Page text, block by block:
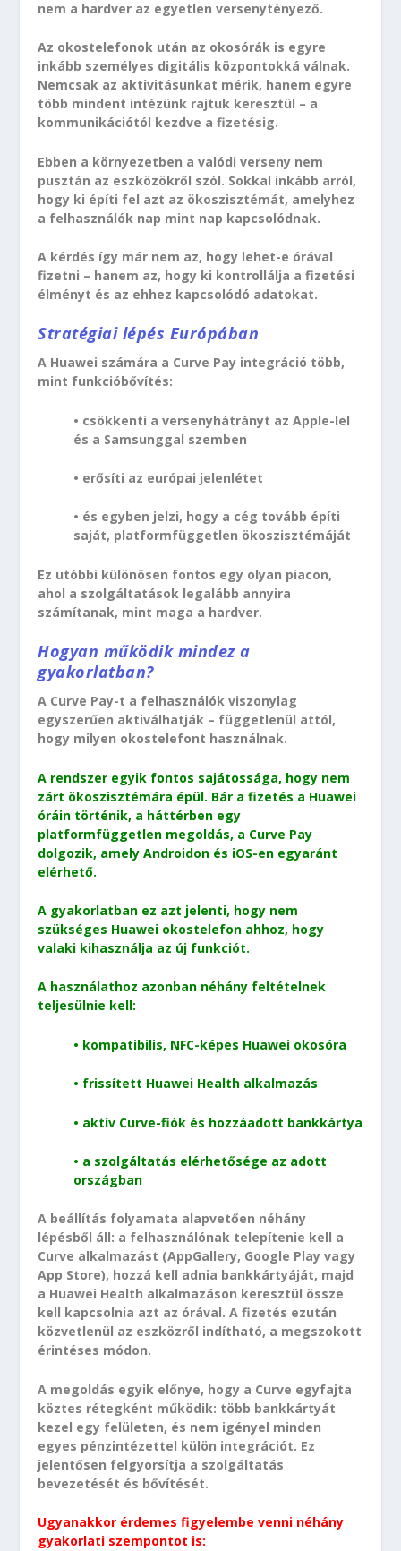
nem a hardver az egyetlen versenytényező.
Az okostelefonok után az okosórák is egyre
inkább személyes digitális központokká válnak.
Nemcsak az aktivitásunkat mérik, hanem egyre
több mindent intézünk rajtuk keresztül – a
kommunikációtól kezdve a fizetésig.
Ebben a környezetben a valódi verseny nem
pusztán az eszközökről szól. Sokkal inkább arról,
hogy ki építi fel azt az ökoszisztémát, amelyhez
a felhasználók nap mint nap kapcsolódnak.
A kérdés így már nem az, hogy lehet-e órával
fizetni – hanem az, hogy ki kontrollálja a fizetési
élményt és az ehhez kapcsolódó adatokat.
Stratégiai lépés Európában
A Huawei számára a Curve Pay integráció több,
mint funkcióbővítés:
• csökkenti a versenyhátrányt az Apple-lel
és a Samsunggal szemben
• erősíti az európai jelenlétet
• és egyben jelzi, hogy a cég tovább építi
saját, platformfüggetlen ökoszisztémáját
Ez utóbbi különösen fontos egy olyan piacon,
ahol a szolgáltatások legalább annyira
számítanak, mint maga a hardver.
Hogyan működik mindez a
gyakorlatban?
A Curve Pay-t a felhasználók viszonylag
egyszerűen aktiválhatják – függetlenül attól,
hogy milyen okostelefont használnak.
A rendszer egyik fontos sajátossága, hogy nem
zárt ökoszisztémára épül. Bár a fizetés a Huawei
óráin történik, a háttérben egy
platformfüggetlen megoldás, a Curve Pay
dolgozik, amely Androidon és iOS-en egyaránt
elérhető.
A gyakorlatban ez azt jelenti, hogy nem
szükséges Huawei okostelefon ahhoz, hogy
valaki kihasználja az új funkciót.
A használathoz azonban néhány feltételnek
teljesülnie kell:
• kompatibilis, NFC-képes Huawei okosóra
• frissített Huawei Health alkalmazás
• aktív Curve-fiók és hozzáadott bankkártya
• a szolgáltatás elérhetősége az adott
országban
A beállítás folyamata alapvetően néhány
lépésből áll: a felhasználónak telepítenie kell a
Curve alkalmazást (AppGallery, Google Play vagy
App Store), hozzá kell adnia bankkártyáját, majd
a Huawei Health alkalmazáson keresztül össze
kell kapcsolnia azt az órával. A fizetés ezután
közvetlenül az eszközről indítható, a megszokott
érintéses módon.
A megoldás egyik előnye, hogy a Curve egyfajta
köztes rétegként működik: több bankkártyát
kezel egy felületen, és nem igényel minden
egyes pénzintézettel külön integrációt. Ez
jelentősen felgyorsítja a szolgáltatás
bevezetését és bővítését.
Ugyanakkor érdemes figyelembe venni néhány
gyakorlati szempontot is: